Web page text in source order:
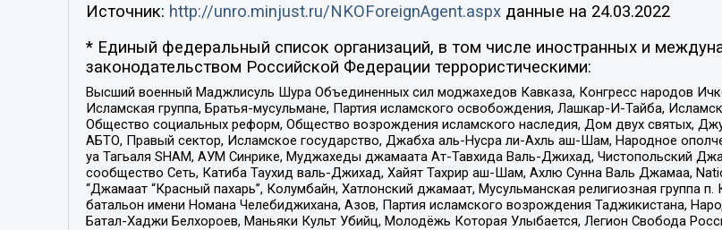
Источник: http://unro.minjust.ru/NKOForeignAgent.aspxданные на 24.03.2022
* Единый федеральный список организаций, в том числе иностранных и
законодательством Российской Федерации террористическими:
Высший военный Маджлисуль Шура Объединенных сил моджахедов Кавказа, Конгресс народов
Исламская группа, Братья-мусульмане, Партия исламского освобождения, Лашкар-И-Тайба,
Общество социальных реформ, Общество возрождения исламского наследия, Дом двух святых,
АБТО, Правый сектор, Исламское государство, Джабха аль-Нусра ли-Ахль аш-Шам, Народное
уа Тагьаля SHAM, АУМ Синрике, Муджахеды джамаата Ат-Тавхида Валь-Джихад, Чистопольский
сообщество Сеть, Катиба Таухид валь-Джихад, Хайят Тахрир аш-Шам, Ахлю Сунна Валь Джамаа,
“Джамаат “Красный пахарь”, Колумбайн, Хатлонский джамаат, Мусульманская религиозная группа
батальон имени Номана Челебиджихана, Азов, Партия исламского возрождения Таджикистана,
Батал-Хаджи Белхороев, Маньяки Культ Убийц, Молодёжь Которая Улыбается, Легион Свобода